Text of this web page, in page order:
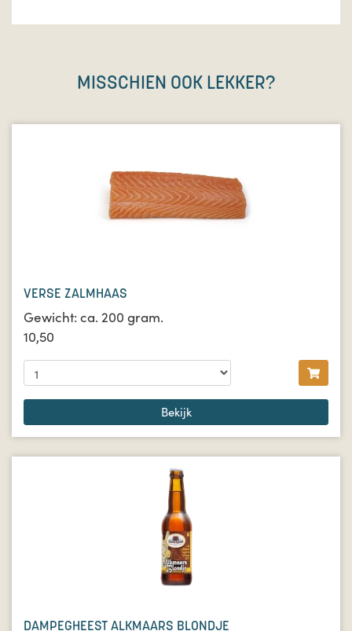
MISSCHIEN OOK LEKKER?
VERSE ZALMHAAS
Gewicht: ca. 200 gram.
10,50
Bekijk
DAMPEGHEEST ALKMAARS BLONDJE